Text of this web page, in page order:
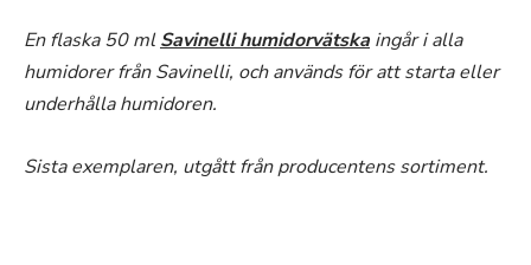
En flaska 50 mlSavinelli humidorvätska ingår i alla
humidorer från Savinelli, och används för att starta eller
underhålla humidoren.
Sista exemplaren, utgått från producentens sortiment.